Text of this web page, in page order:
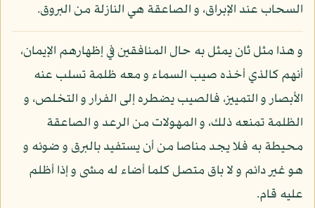
السحاب عند الإبراق، و الصاعقة هي النازلة من البروق.
و هذا مثل ثان يمثل به حال المنافقين في إظهارهم الإيمان،
أنهم كالذي أخذه صيب السماء و معه ظلمة تسلب عنه
الأبصار و التمييز، فالصيب يضطره إلى الفرار و التخلص، و
الظلمة تمنعه ذلك، و المهولات من الرعد و الصاعقة
محيطة به فلا يجد مناصا من أن يستفيد بالبرق و ضوئه و
هو غير دائم و لا باق متصل كلما أضاء له مشى و إذا أظلم
عليه قام.